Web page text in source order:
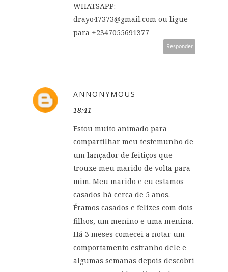
WHATSAPP:
drayo47373@gmail.com ou ligue
para +2347055691377
Responder
ANNONYMOUS
18:41
Estou muito animado para
compartilhar meu testemunho de
um lançador de feitiços que
trouxe meu marido de volta para
mim. Meu marido e eu estamos
casados ​​há cerca de 5 anos.
Éramos casados ​​e felizes com dois
filhos, um menino e uma menina.
Há 3 meses comecei a notar um
comportamento estranho dele e
algumas semanas depois descobri